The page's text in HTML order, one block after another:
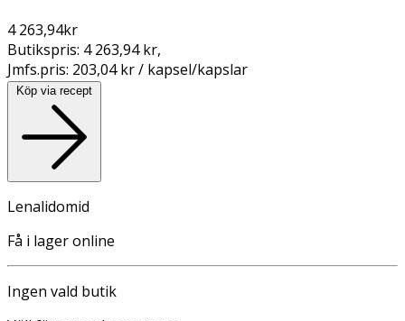
4 263,94kr
Butikspris: 4 263,94 kr,
Jmfs.pris: 203,04 kr / kapsel/kapslar
Köp via recept
Lenalidomid
Få i lager online
Ingen vald butik